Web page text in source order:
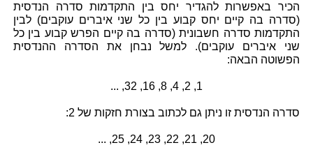
הכיר באפשרות להגדיר יחס בין התקדמות סדרה הנדסית
(סדרה בה קיים יחס קבוע בין כל שני איברים עוקבים) לבין
התקדמות סדרה חשבונית (סדרה בה קיים הפרש קבוע בין כל
שני איברים עוקבים). למשל נבחן את הסדרה ההנדסית
הפשוטה הבאה:
1, 2, 4, 8, 16, 32, ...
סדרה הנדסית זו ניתן גם לכתוב בצורת חזקות של 2:
20, 21, 22, 23, 24, 25, ...